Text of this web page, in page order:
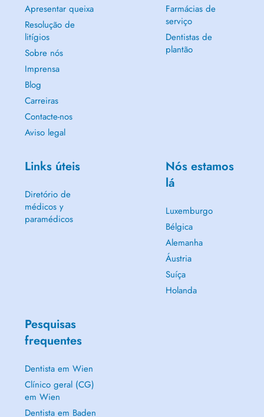
Apresentar queixa
Resolução de
litígios
Sobre nós
Imprensa
Blog
Carreiras
Contacte-nos
Aviso legal
Farmácias de
serviço
Dentistas de
plantão
Links úteis
Diretório de
médicos y
paramédicos
Nós estamos
lá
Luxemburgo
Bélgica
Alemanha
Áustria
Suíça
Holanda
Pesquisas
frequentes
Dentista em Wien
Clínico geral (CG)
em Wien
Dentista em Baden